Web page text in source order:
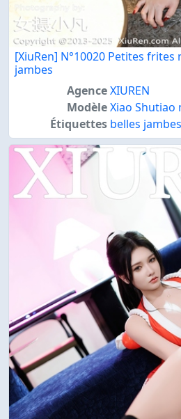
[XiuRen] N°10020 Petites frites
jambes
AgenceXIUREN
ModèleXiao Shutiao
Étiquettes belles jambes